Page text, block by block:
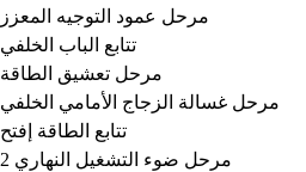
مرحل عمود التوجيه المعزز
تتابع الباب الخلفي
مرحل تعشيق الطاقة
مرحل غسالة الزجاج الأمامي الخلفي
تتابع الطاقة إفتح
مرحل ضوء التشغيل النهاري 2